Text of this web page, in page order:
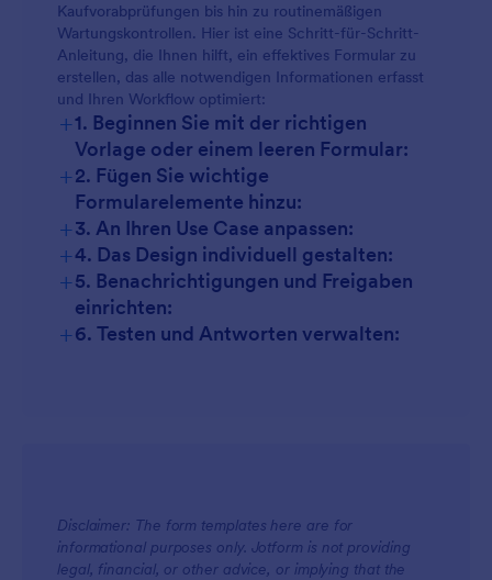
Kaufvorabprüfungen bis hin zu routinemäßigen
Wartungskontrollen. Hier ist eine Schritt-für-Schritt-
Anleitung, die Ihnen hilft, ein effektives Formular zu
erstellen, das alle notwendigen Informationen erfasst
und Ihren Workflow optimiert:
+1. Beginnen Sie mit der richtigen
Vorlage oder einem leeren Formular:
+2. Fügen Sie wichtige
Formularelemente hinzu:
+3. An Ihren Use Case anpassen:
+4. Das Design individuell gestalten:
+5. Benachrichtigungen und Freigaben
einrichten:
+6. Testen und Antworten verwalten:
Disclaimer: The form templates here are for
informational purposes only. Jotform is not providing
legal, financial, or other advice, or implying that the